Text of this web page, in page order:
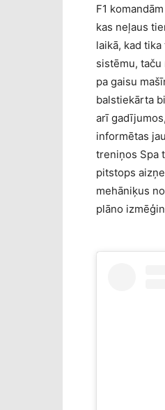
F1
kas neļaus
laikā, kad
sistēmu,
pa gaisu
balstiekārta
arī
informētas
treniņos Spa
pitstops
mehāniķus
plāno